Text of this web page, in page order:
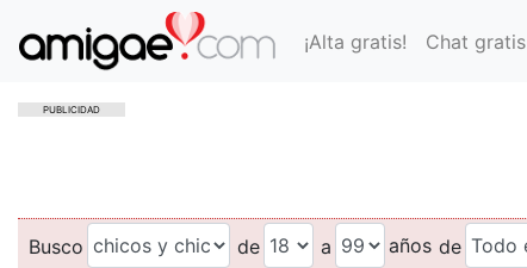
¡Alta gratis! Chat gratis
PUBLICIDAD
Busco de a años de